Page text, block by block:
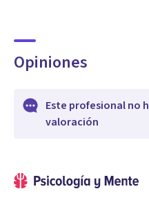
Opiniones
Este profesional no
valoración